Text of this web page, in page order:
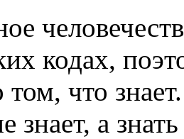
кодах,
том, что
знает, а